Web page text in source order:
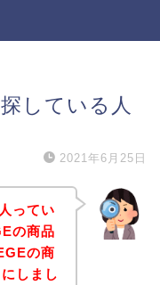
している人
2021年6月25日
ってい
の商品
の商
しまし